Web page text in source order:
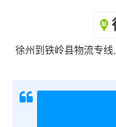
徐州到铁岭县物流专